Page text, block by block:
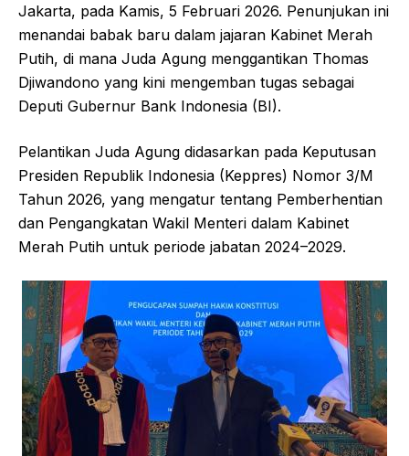
Jakarta, pada Kamis, 5 Februari 2026. Penunjukan ini
menandai babak baru dalam jajaran Kabinet Merah
Putih, di mana Juda Agung menggantikan Thomas
Djiwandono yang kini mengemban tugas sebagai
Deputi Gubernur Bank Indonesia (BI).
Pelantikan Juda Agung didasarkan pada Keputusan
Presiden Republik Indonesia (Keppres) Nomor 3/M
Tahun 2026, yang mengatur tentang Pemberhentian
dan Pengangkatan Wakil Menteri dalam Kabinet
Merah Putih untuk periode jabatan 2024–2029.